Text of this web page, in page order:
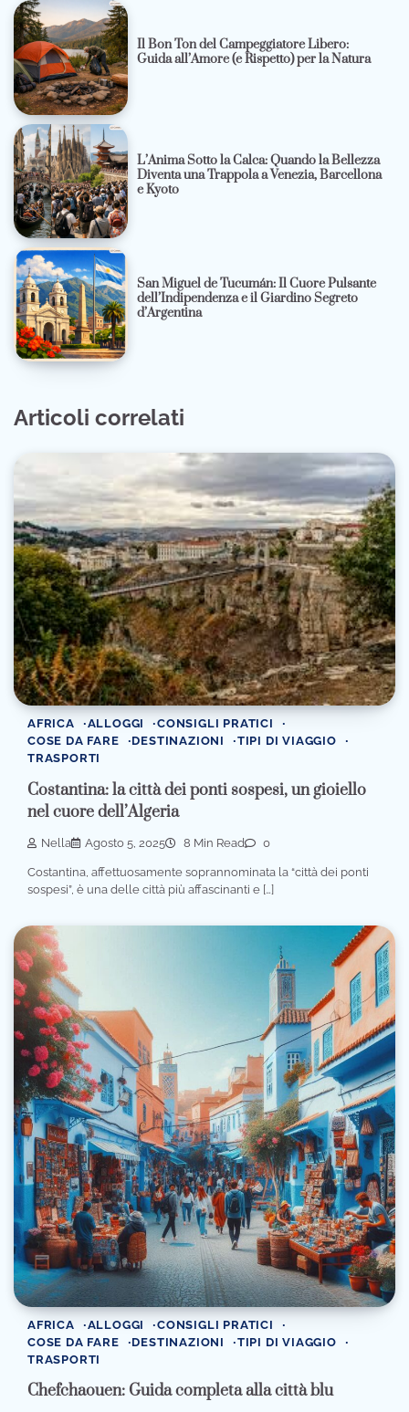
Il Bon Ton del Campeggiatore Libero:
Guida all’Amore (e Rispetto) per la Natura
L’Anima Sotto la Calca: Quando la Bellezza
Diventa una Trappola a Venezia, Barcellona
e Kyoto
San Miguel de Tucumán: Il Cuore Pulsante
dell’Indipendenza e il Giardino Segreto
d’Argentina
Articoli correlati
AFRICA ALLOGGI
CONSIGLI PRATICI
COSE DA FARE
DESTINAZIONI
TIPI DI VIAGGIO
TRASPORTI
Costantina: la città dei ponti sospesi, un gioiello
nel cuore dell’Algeria
Nella Agosto 5, 2025 8 Min Read 0
Costantina, affettuosamente soprannominata la “città dei ponti
sospesi”, è una delle città più affascinanti e […]
AFRICA ALLOGGI
CONSIGLI PRATICI
COSE DA FARE
DESTINAZIONI
TIPI DI VIAGGIO
TRASPORTI
Chefchaouen: Guida completa alla città blu